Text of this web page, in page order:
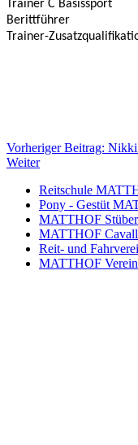
Trainer C Basissport
Berittführer
Trainer-
Vorheriger Beitrag:
Weiter
Reitschule
Pony - Gestüt
MATTHOF
MATTHOF
Reit- und
MATTHOF